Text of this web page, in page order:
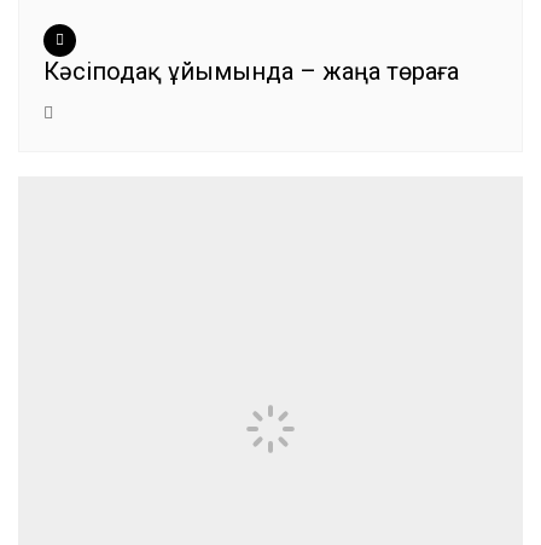
Кәсіподақ ұйымында – жаңа төраға